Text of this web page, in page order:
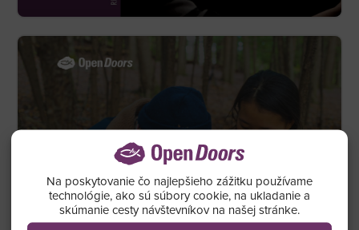
Na poskytovanie čo najlepšieho zážitku používame
technológie, ako sú súbory cookie, na ukladanie a
skúmanie cesty návštevníkov na našej stránke.